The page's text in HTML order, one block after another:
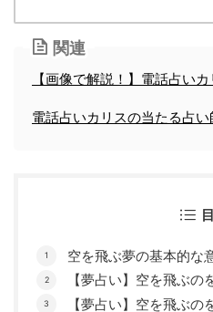
関連
【画像で解説！】電話占い
電話占いカリスの当たる占い
空を飛ぶ夢の基本的な
【夢占い】空を飛ぶの
【夢占い】空を飛ぶの